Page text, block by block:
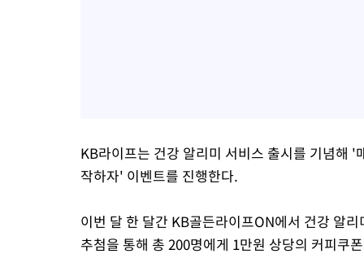
KB라이프는 건강 알리미 서비스 출시를 기념해
작하자' 이벤트를 진행한다.
이번 달 한 달간 KB골든라이프ON에서 건강 알
추첨을 통해 총 200명에게 1만원 상당의 커피쿠